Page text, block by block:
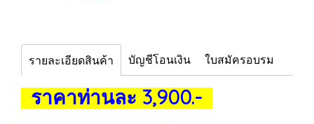
รายละเอียดสินค้า บัญชีโอนเงิน ใบสมัครอบรม
ราคาท่านละ 3,900.-